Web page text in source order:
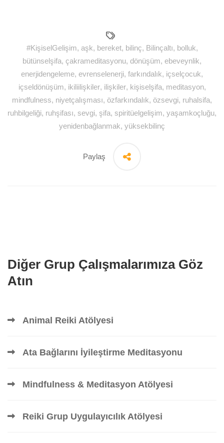
Diğer Grup Çalışmalarımıza Göz
Atın
Animal Reiki Atölyesi
Ata Bağlarını İyileştirme Meditasyonu
Mindfulness & Meditasyon Atölyesi
Reiki Grup Uygulayıcılık Atölyesi
#KişiselGelişim, aşk, bereket, bilinç, Bilinçaltı, bolluk,
bütünselşifa, çakrameditasyonu, dönüşüm, ebeveynlik,
enerjidengeleme, evrenselenerji, farkındalık, içselçocuk,
içseldönüşüm, ikiliilişkiler, ilişkiler, kişiselşifa, meditasyon,
mindfulness, niyetçalışması, özfarkındalık, özsevgi, ruhalsifa,
ruhbilgeliği, ruhşifası, sevgi, şifa, spiritüelgelişim, yaşamkoçluğu,
yenidenbağlanmak, yüksekbilinç
Paylaş